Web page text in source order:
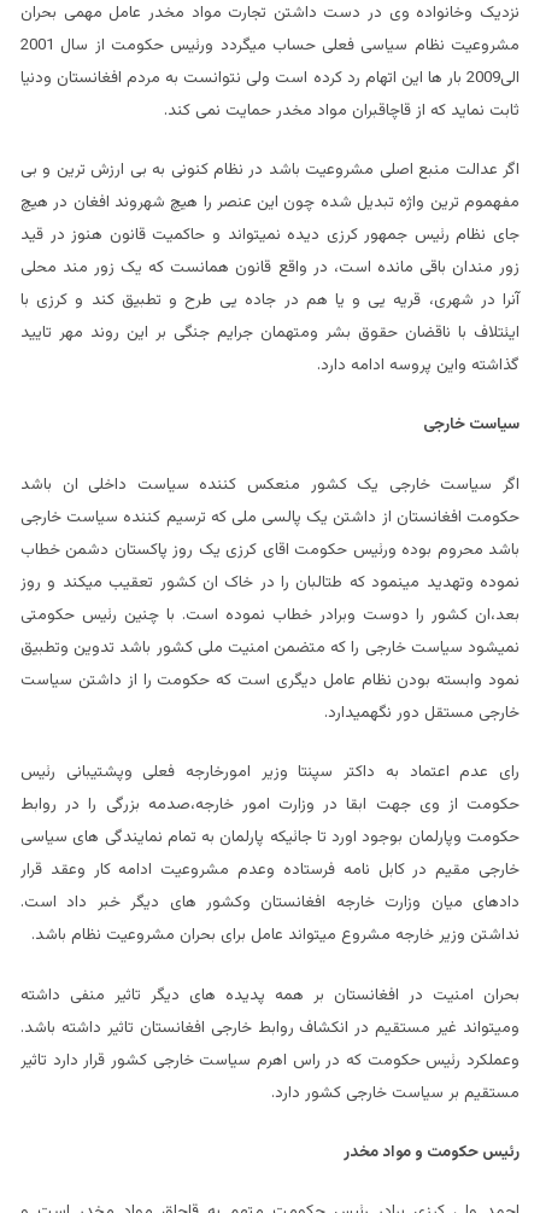
نزدیک وخانواده وی در دست داشتن تجارت مواد مخدر عامل مهمی بحران
مشروعیت نظام سیاسی فعلی حساب میگردد ورئیس حکومت از سال 2001
الی2009 بار ها این اتهام رد کرده است ولی نتوانست به مردم افغانستان ودنیا
ثابت نماید که از قاچاقبران مواد مخدر حمایت نمی کند.
اگر عدالت منبع اصلی مشروعیت باشد در نظام کنونی به بی ارزش ترین و بی
مفهموم ترین واژه تبدیل شده چون این عنصر را هیچ شهروند افغان در هیچ
جای نظام رئیس جمهور کرزی دیده نمیتواند و حاکمیت قانون هنوز در قید
زور مندان باقی مانده است، در واقع قانون همانست که یک زور مند محلی
آنرا در شهری، قریه یی و یا هم در جاده یی طرح و تطبیق کند و کرزی با
ایئتلاف با ناقضان حقوق بشر ومتهمان جرایم جنگی بر این روند مهر تایید
گذاشته واین پروسه ادامه دارد.
سیاست خارجی
اگر سیاست خارجی یک کشور منعکس کننده سیاست داخلی ان باشد
حکومت افغانستان از داشتن یک پالسی ملی که ترسیم کننده سیاست خارجی
باشد محروم بوده ورئیس حکومت اقای کرزی یک روز پاکستان دشمن خطاب
نموده وتهدید مینمود که طتالبان را در خاک ان کشور تعقیب میکند و روز
بعد،ان کشور را دوست وبرادر خطاب نموده است. با چنین رئیس حکومتی
نمیشود سیاست خارجی را که متضمن امنیت ملی کشور باشد تدوین وتطبیق
نمود وابسته بودن نظام عامل دیگری است که حکومت را از داشتن سیاست
خارجی مستقل دور نگهمیدارد.
رای عدم اعتماد به داکتر سپنتا وزیر امورخارجه فعلی وپشتیبانی رئیس
حکومت از وی جهت ابقا در وزارت امور خارجه،صدمه بزرگی را در روابط
حکومت وپارلمان بوجود اورد تا جائیکه پارلمان به تمام نمایندگی های سیاسی
خارجی مقیم در کابل نامه فرستاده وعدم مشروعیت ادامه کار وعقد قرار
دادهای میان وزارت خارجه افغانستان وکشور های دیگر خبر داد است.
نداشتن وزیر خارجه مشروع میتواند عامل برای بحران مشروعیت نظام باشد.
بحران امنیت در افغانستان بر همه پدیده های دیگر تاثیر منفی داشته
ومیتواند غیر مستقیم در انکشاف روابط خارجی افغانستان تاثیر داشته باشد.
وعملکرد رئیس حکومت که در راس اهرم سیاست خارجی کشور قرار دارد تاثیر
مستقیم بر سیاست خارجی کشور دارد.
رئیس حکومت و مواد مخدر